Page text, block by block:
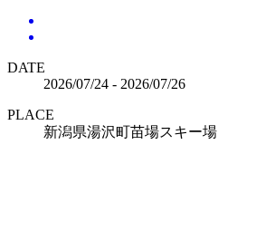
DATE
2026/07/24 - 2026/07/26
PLACE
新潟県湯沢町苗場スキー場